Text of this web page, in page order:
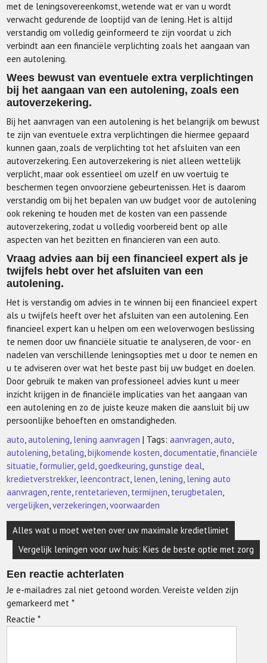
met de leningsovereenkomst, wetende wat er van u wordt
verwacht gedurende de looptijd van de lening. Het is altijd
verstandig om volledig geïnformeerd te zijn voordat u zich
verbindt aan een financiële verplichting zoals het aangaan van
een autolening.
Wees bewust van eventuele extra verplichtingen
bij het aangaan van een autolening, zoals een
autoverzekering.
Bij het aanvragen van een autolening is het belangrijk om bewust
te zijn van eventuele extra verplichtingen die hiermee gepaard
kunnen gaan, zoals de verplichting tot het afsluiten van een
autoverzekering. Een autoverzekering is niet alleen wettelijk
verplicht, maar ook essentieel om uzelf en uw voertuig te
beschermen tegen onvoorziene gebeurtenissen. Het is daarom
verstandig om bij het bepalen van uw budget voor de autolening
ook rekening te houden met de kosten van een passende
autoverzekering, zodat u volledig voorbereid bent op alle
aspecten van het bezitten en financieren van een auto.
Vraag advies aan bij een financieel expert als je
twijfels hebt over het afsluiten van een
autolening.
Het is verstandig om advies in te winnen bij een financieel expert
als u twijfels heeft over het afsluiten van een autolening. Een
financieel expert kan u helpen om een weloverwogen beslissing
te nemen door uw financiële situatie te analyseren, de voor- en
nadelen van verschillende leningsopties met u door te nemen en
u te adviseren over wat het beste past bij uw budget en doelen.
Door gebruik te maken van professioneel advies kunt u meer
inzicht krijgen in de financiële implicaties van het aangaan van
een autolening en zo de juiste keuze maken die aansluit bij uw
persoonlijke behoeften en omstandigheden.
auto,autolening, lening aanvragen | Tags:aanvragen,auto,
autolening,betaling,bijkomende kosten,documentatie,financiële
situatie, formulier,geld,goedkeuring,gunstige deal,
kredietverstrekker, leencontract, lenen, lening, lening auto
aanvragen,rente,rentetarieven, termijnen, terugbetalen,
vergelijken,verzekeringen,voorwaarden
Berichtnavigatie
Alles wat u moet weten over uw maximale kredietlimiet
Vergelijk leningen voor uw huis: Kies de beste optie met zorg
Een reactie achterlaten
Je e-mailadres zal niet getoond worden. Vereiste velden zijn
gemarkeerd met*
Reactie*